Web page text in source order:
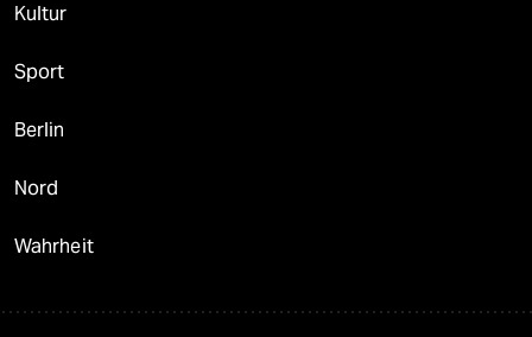
Kultur
Sport
Berlin
Nord
Wahrheit